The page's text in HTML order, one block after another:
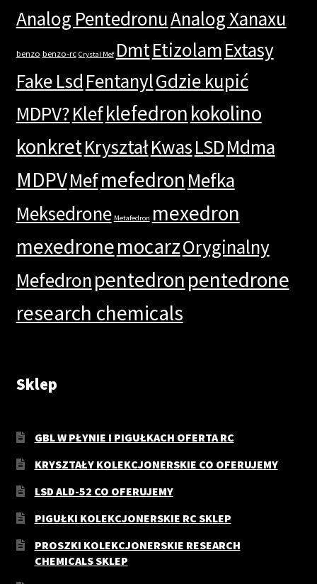
Analog PentedronuAnalog Xanaxu
benzo benzo-rc Crystal Mef DmtEtizolamExtasy
Fake Lsd FentanylGdzie kupić
MDPV?Klefklefedronkokolino
konkretKryształKwasLSDMdma
MDPVMefmefedron Mefka
Meksedrone Metafedron mexedron
mexedronemocarzOryginalny
Mefedronpentedronpentedrone
research chemicals
Sklep
GBL W PŁYNIE I PIGUŁKACH OFERTA RC
KRYSZTAŁY KOLEKCJONERSKIE CO OFERUJEMY
LSD ALD-52 CO OFERUJEMY
PIGUŁKI KOLEKCJONERSKIE RC SKLEP
PROSZKI KOLEKCJONERSKIE RESEARCH
CHEMICALS SKLEP